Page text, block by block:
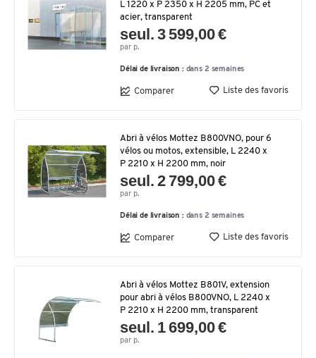
L 1220 x P 2350 x H 2205 mm, PC et
acier, transparent
seul. 3 599,00 €
par p.
Délai de livraison : dans 2 semaines
Comparer Liste des favoris
Abri à vélos Mottez B800VNO, pour 6
vélos ou motos, extensible, L 2240 x
P 2210 x H 2200 mm, noir
seul. 2 799,00 €
par p.
Délai de livraison : dans 2 semaines
Comparer Liste des favoris
Abri à vélos Mottez B801V, extension
pour abri à vélos B800VNO, L 2240 x
P 2210 x H 2200 mm, transparent
seul. 1 699,00 €
par p.